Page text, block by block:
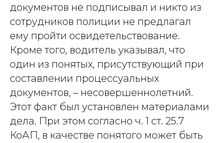
документов не подписывал и никто из
сотрудников полиции не предлагал
ему пройти освидетельствование.
Кроме того, водитель указывал, что
один из понятых, присутствующий при
составлении процессуальных
документов, – несовершеннолетний.
Этот факт был установлен материалами
дела. При этом согласно ч. 1 ст. 25.7
КоАП, в качестве понятого может быть